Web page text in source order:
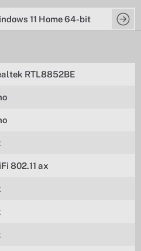
11 Home 64-bit
RTL8852BE
802.11 ax